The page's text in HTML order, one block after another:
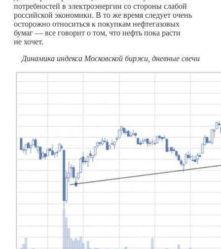
потребностей в электроэнергии со стороны слабой
российской экономики. В то же время следует очень
осторожно относиться к покупкам нефтегазовых
бумаг — все говорит о том, что нефть пока расти
не хочет.
Динамика индекса Московской биржи, дневные свечи